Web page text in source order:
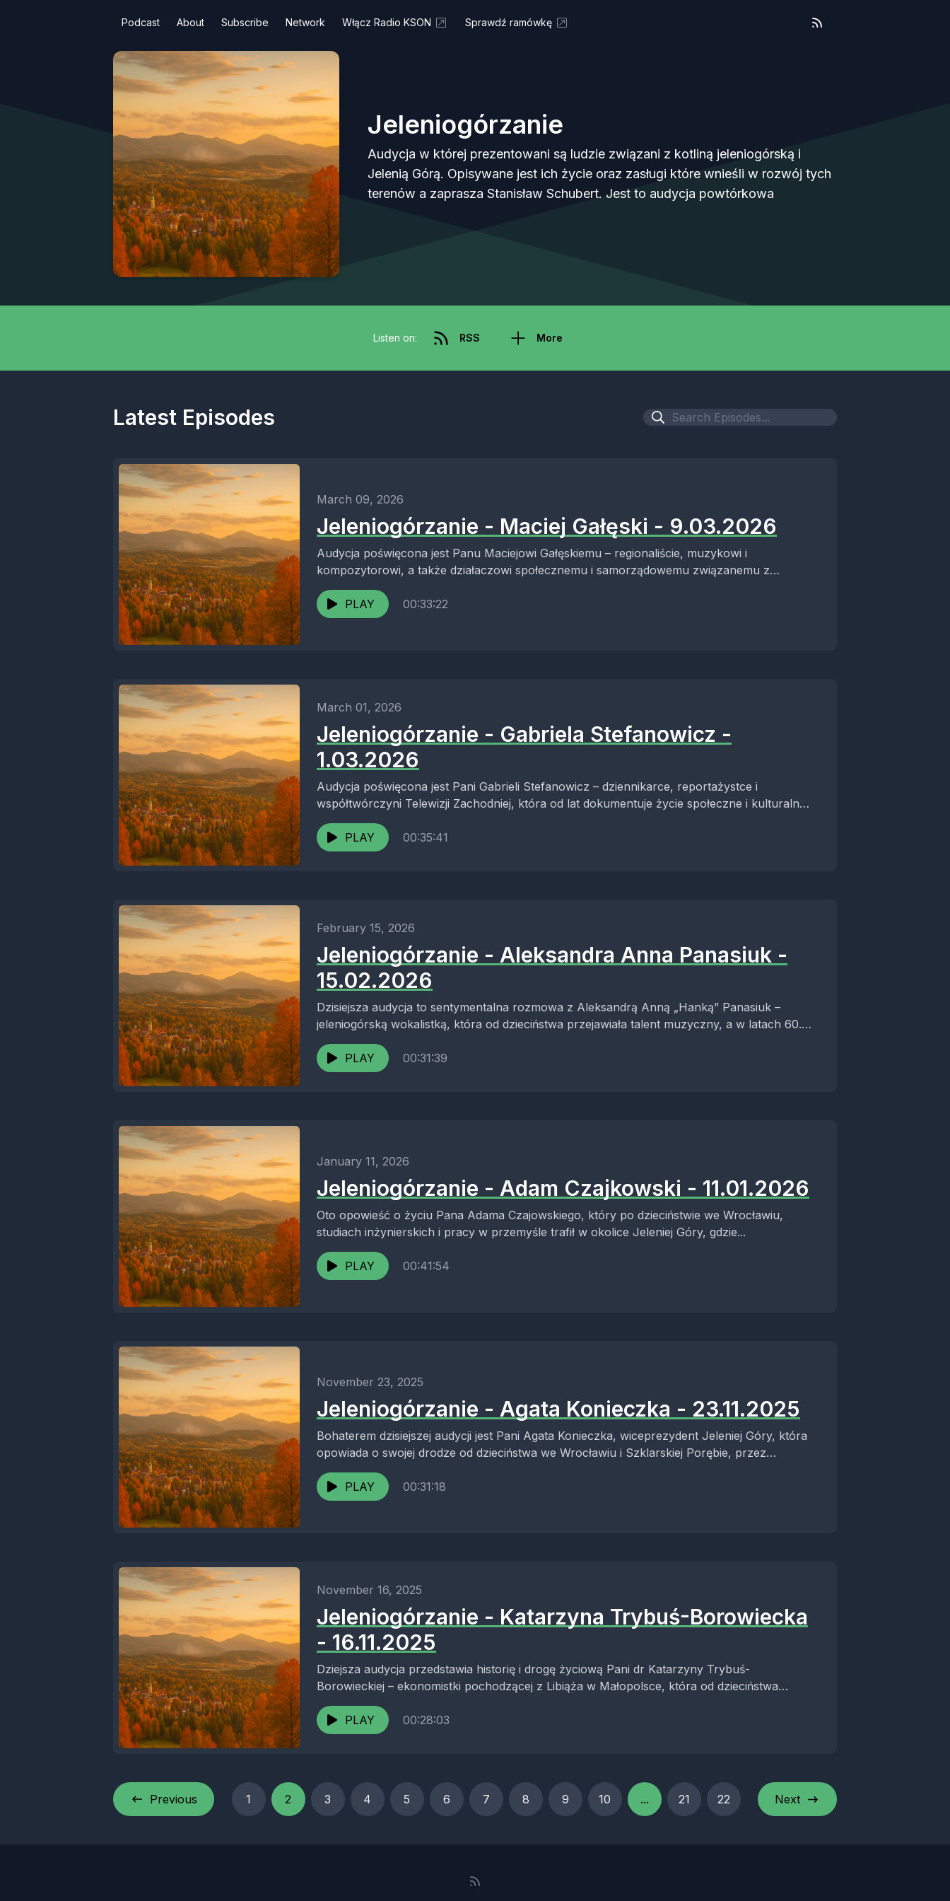
Podcast About Subscribe Network Włącz Radio KSON Sprawdź ramówkę
Jeleniogórzanie
Audycja w której prezentowani są ludzie związani z kotliną jeleniogórską i
Jelenią Górą. Opisywane jest ich życie oraz zasługi które wnieśli w rozwój tych
terenów a zaprasza Stanisław Schubert. Jest to audycja powtórkowa
Listen on: RSS More
Latest Episodes
March 09, 2026
Jeleniogórzanie - Maciej Gałęski - 9.03.2026
Audycja poświęcona jest Panu Maciejowi Gałęskiemu – regionaliście, muzykowi i
kompozytorowi, a także działaczowi społecznemu i samorządowemu związanemu z
Karkonoszami. To opowieść o człowieku...
PLAY
00:33:22
March 01, 2026
Jeleniogórzanie - Gabriela Stefanowicz -
1.03.2026
Audycja poświęcona jest Pani Gabrieli Stefanowicz – dziennikarce, reportażystce i
współtwórczyni Telewizji Zachodniej, która od lat dokumentuje życie społeczne i kulturalne
Jeleniej Góry oraz...
PLAY
00:35:41
February 15, 2026
Jeleniogórzanie - Aleksandra Anna Panasiuk -
15.02.2026
Dzisiejsza audycja to sentymentalna rozmowa z Aleksandrą Anną „Hanką” Panasiuk –
jeleniogórską wokalistką, która od dzieciństwa przejawiała talent muzyczny, a w latach 60.
stała...
PLAY
00:31:39
January 11, 2026
Jeleniogórzanie - Adam Czajkowski - 11.01.2026
Oto opowieść o życiu Pana Adama Czajowskiego, który po dzieciństwie we Wrocławiu,
studiach inżynierskich i pracy w przemyśle trafił w okolice Jeleniej Góry, gdzie...
PLAY 00:41:54
November 23, 2025
Jeleniogórzanie - Agata Konieczka - 23.11.2025
Bohaterem dzisiejszej audycji jest Pani Agata Konieczka, wiceprezydent Jeleniej Góry, która
opowiada o swojej drodze od dzieciństwa we Wrocławiu i Szklarskiej Porębie, przez
edukację...
PLAY
00:31:18
November 16, 2025
Jeleniogórzanie - Katarzyna Trybuś-Borowiecka
- 16.11.2025
Dziejsza audycja przedstawia historię i drogę życiową Pani dr Katarzyny Trybuś-
Borowieckiej – ekonomistki pochodzącej z Libiąża w Małopolsce, która od dzieciństwa
marzyła o życiu...
PLAY
00:28:03
Previous 1 2 3 4 5 6 7 8 9 10 ... 21 22 Next